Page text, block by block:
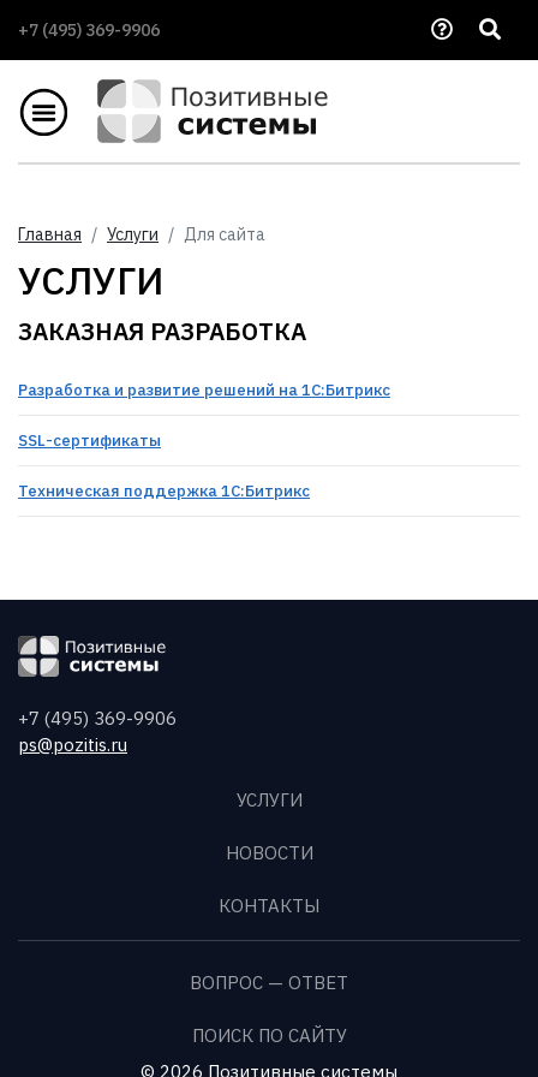
+7 (495) 369-9906
Главная Услуги Для сайта
УСЛУГИ
ЗАКАЗНАЯ РАЗРАБОТКА
Pазработка и развитие решений на 1С:Битрикс
SSL-сертификаты
Техническая поддержка 1С:Битрикс
+7 (495) 369-9906
ps@pozitis.ru
УСЛУГИ
НОВОСТИ
КОНТАКТЫ
ВОПРОС — ОТВЕТ
ПОИСК ПО САЙТУ
© 2026 Позитивные системы